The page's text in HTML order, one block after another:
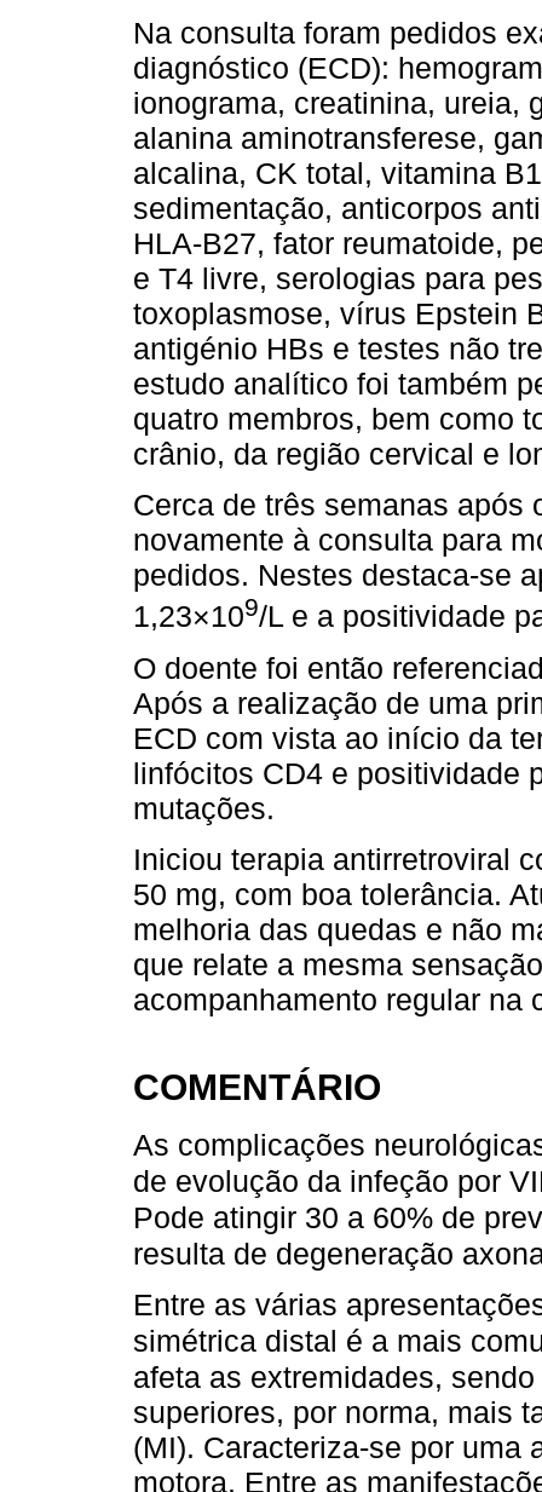
Na consulta foram pedidos
diagnóstico (ECD):
ionograma, creatinina, ureia,
alanina aminotransferese,
alcalina, CK total, vitamina
sedimentação, anticorpos
HLA-B27, fator reumatoide,
e T4 livre, serologias para
toxoplasmose, vírus Epstein
antigénio HBs e testes não
estudo analítico foi também
quatro membros, bem como
crânio, da região cervical e
Cerca de três semanas após
novamente à consulta para
pedidos. Nestes destaca-se
1,23×109/L e a positividade
O doente foi então
Após a realização de uma
ECD com vista ao início da
linfócitos CD4 e positividade
mutações.
Iniciou terapia antirretroviral
50 mg, com boa tolerância.
melhoria das quedas e não
que relate a mesma
acompanhamento regular na
COMENTÁRIO
As complicações
de evolução da infeção por
Pode atingir 30 a 60% de
resulta de degeneração
Entre as várias
simétrica distal é a mais
afeta as extremidades,
superiores, por norma, mais
(MI). Caracteriza-se por uma
motora. Entre as